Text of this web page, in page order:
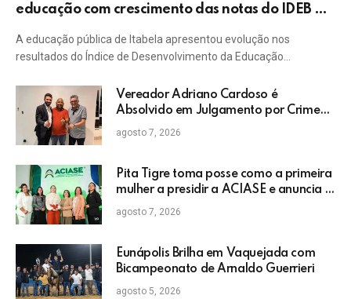
educação com crescimento das notas do IDEB da
A educação pública de Itabela apresentou evolução nos
resultados do Índice de Desenvolvimento da Educação…
Vereador Adriano Cardoso é
Absolvido em Julgamento por Crime
Eleitoral no TRE
agosto 7, 2026
Pita Tigre toma posse como a primeira
mulher a presidir a ACIASE e anuncia a
retomada do Prêmio Destaque
Empresarial
agosto 7, 2026
Eunápolis Brilha em Vaquejada com
Bicampeonato de Arnaldo Guerrieri
agosto 5, 2026